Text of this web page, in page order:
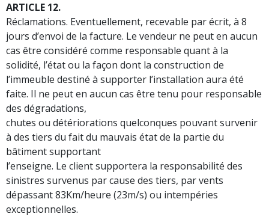
ARTICLE 12.
Réclamations. Eventuellement, recevable par écrit, à 8
jours d’envoi de la facture. Le vendeur ne peut en aucun
cas être considéré comme responsable quant à la
solidité, l’état ou la façon dont la construction de
l’immeuble destiné à supporter l’installation aura été
faite. Il ne peut en aucun cas être tenu pour responsable
des dégradations,
chutes ou détériorations quelconques pouvant survenir
à des tiers du fait du mauvais état de la partie du
bâtiment supportant
l’enseigne. Le client supportera la responsabilité des
sinistres survenus par cause des tiers, par vents
dépassant 83Km/heure (23m/s) ou intempéries
exceptionnelles.